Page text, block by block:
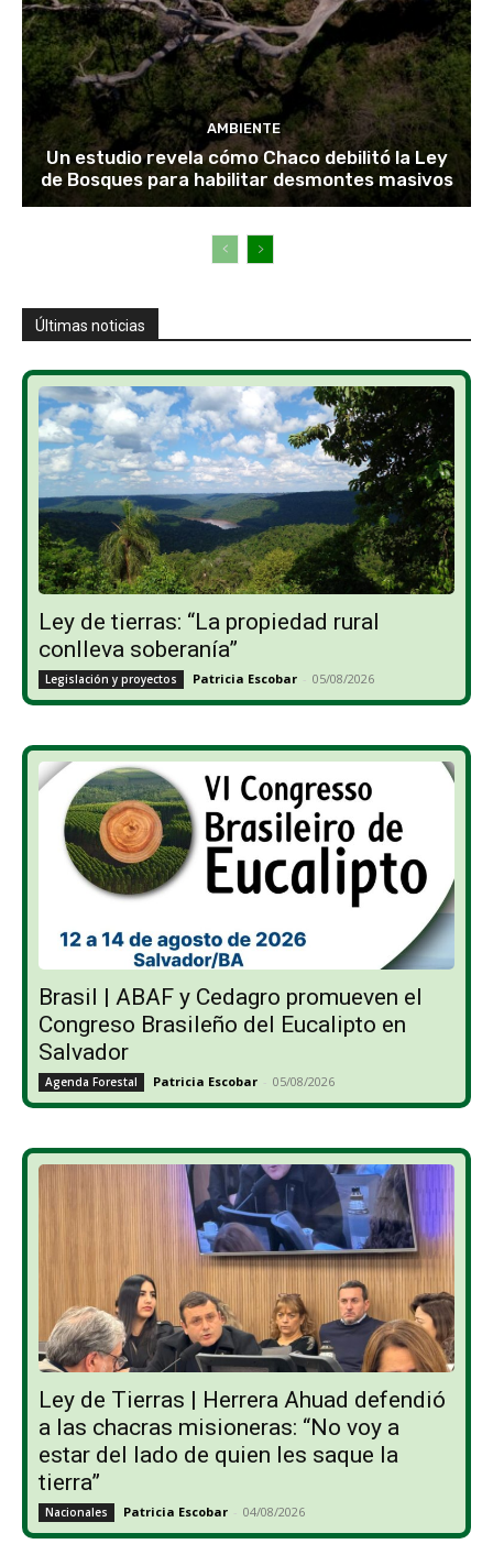
AMBIENTE
Un estudio revela cómo Chaco debilitó la Ley
de Bosques para habilitar desmontes masivos
Últimas noticias
Ley de tierras: “La propiedad rural
conlleva soberanía”
Legislación y proyectos Patricia Escobar - 05/08/2026
Brasil | ABAF y Cedagro promueven el
Congreso Brasileño del Eucalipto en
Salvador
Agenda Forestal Patricia Escobar - 05/08/2026
Ley de Tierras | Herrera Ahuad defendió
a las chacras misioneras: “No voy a
estar del lado de quien les saque la
tierra”
Nacionales Patricia Escobar - 04/08/2026